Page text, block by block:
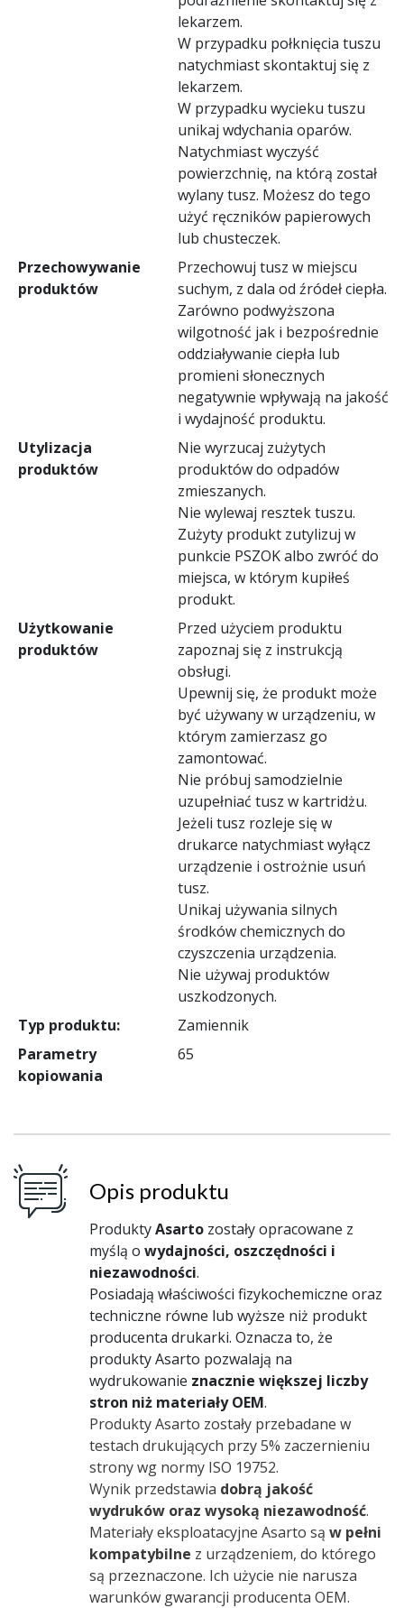
lekarzem.
W przypadku połknięcia tuszu
natychmiast skontaktuj się z
lekarzem.
W przypadku wycieku tuszu
unikaj wdychania oparów.
Natychmiast wyczyść
powierzchnię, na którą został
wylany tusz. Możesz do tego
użyć ręczników papierowych
lub chusteczek.
Przechowywanie
produktów
Przechowuj tusz w miejscu
suchym, z dala od źródeł ciepła.
Zarówno podwyższona
wilgotność jak i bezpośrednie
oddziaływanie ciepła lub
promieni słonecznych
negatywnie wpływają na jakość
i wydajność produktu.
Utylizacja
produktów
Nie wyrzucaj zużytych
produktów do odpadów
zmieszanych.
Nie wylewaj resztek tuszu.
Zużyty produkt zutylizuj w
punkcie PSZOK albo zwróć do
miejsca, w którym kupiłeś
produkt.
Użytkowanie
produktów
Przed użyciem produktu
zapoznaj się z instrukcją
obsługi.
Upewnij się, że produkt może
być używany w urządzeniu, w
którym zamierzasz go
zamontować.
Nie próbuj samodzielnie
uzupełniać tusz w kartridżu.
Jeżeli tusz rozleje się w
drukarce natychmiast wyłącz
urządzenie i ostrożnie usuń
tusz.
Unikaj używania silnych
środków chemicznych do
czyszczenia urządzenia.
Nie używaj produktów
uszkodzonych.
Typ produktu:
Zamiennik
Parametry
kopiowania
65
Opis produktu
ProduktyAsarto zostały opracowane z
myślą o wydajności, oszczędności i
niezawodności.
Posiadają właściwości fizykochemiczne oraz
techniczne równe lub wyższe niż produkt
producenta drukarki. Oznacza to, że
produkty Asarto pozwalają na
wydrukowanie znacznie większej liczby
stron niż materiały OEM.
Produkty Asarto zostały przebadane w
testach drukujących przy 5% zaczernieniu
strony wg normy ISO 19752.
Wynik przedstawia dobrą jakość
wydruków oraz wysoką niezawodność.
Materiały eksploatacyjne Asarto są w pełni
kompatybilne z urządzeniem, do którego
są przeznaczone. Ich użycie nie narusza
warunków gwarancji producenta OEM.